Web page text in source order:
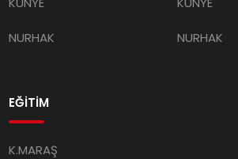
NURHAK NURHAK
EĞİTİM
K.MARAŞ